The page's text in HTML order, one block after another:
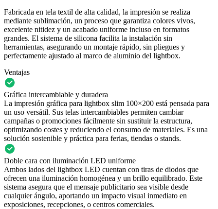
Fabricada en tela textil de alta calidad, la impresión se realiza
mediante sublimación, un proceso que garantiza colores vivos,
excelente nitidez y un acabado uniforme incluso en formatos
grandes. El sistema de silicona facilita la instalación sin
herramientas, asegurando un montaje rápido, sin pliegues y
perfectamente ajustado al marco de aluminio del lightbox.
Ventajas
Gráfica intercambiable y duradera
La impresión gráfica para lightbox slim 100×200 está pensada para
un uso versátil. Sus telas intercambiables permiten cambiar
campañas o promociones fácilmente sin sustituir la estructura,
optimizando costes y reduciendo el consumo de materiales. Es una
solución sostenible y práctica para ferias, tiendas o stands.
Doble cara con iluminación LED uniforme
Ambos lados del lightbox LED cuentan con tiras de diodos que
ofrecen una iluminación homogénea y un brillo equilibrado. Este
sistema asegura que el mensaje publicitario sea visible desde
cualquier ángulo, aportando un impacto visual inmediato en
exposiciones, recepciones, o centros comerciales.